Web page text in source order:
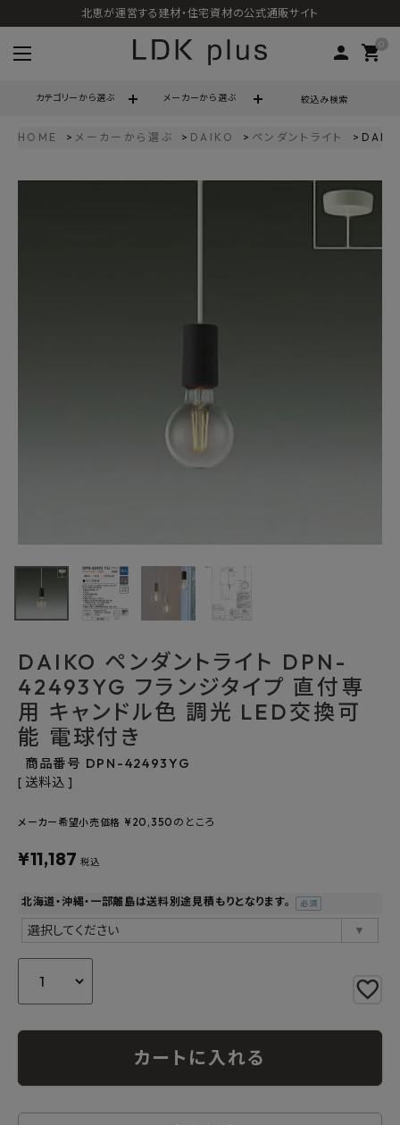
北恵が運営する建材・住宅資材の公式通販サイト
person 0
shopping_cart
カテゴリーから選ぶ メーカーから選ぶ 絞込み検索
42493YG フラン
ジタイプ 直付専
(税込)
FAX注文はこちらから
カテゴリーから選ぶ
メーカーから選ぶ
ご利用ガイド
お問い合わせ
メルマガ登録
プライバシーポリシー
HOME メーカーから選ぶ DAIKO ペンダントライト
DAIKO ペンダントライト DPN-
42493YG フランジタイプ 直付専
用 キャンドル色 調光 LED交換可
能 電球付き
商品番号 DPN-42493YG
送料込
メーカー希望小売価格 ¥ 20,350 のところ
¥11,187 税込
北海道・沖縄・一部離島は送料別途見積もりとなります。
(必
カートに入れる